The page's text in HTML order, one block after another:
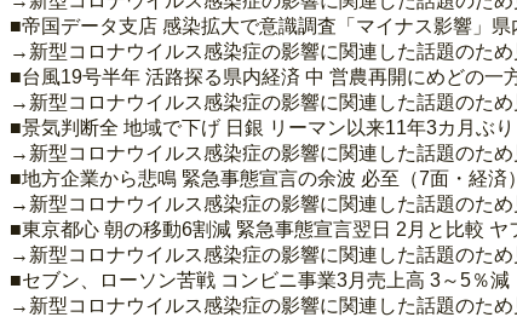
■帝国データ支店 感染拡大で意識調査「マイナス影響」県
→新型コロナウイルス感染症の影響に関連した話題のた
■台風19号半年 活路探る県内経済 中 営農再開にめどの一
→新型コロナウイルス感染症の影響に関連した話題のた
■景気判断全 地域で下げ 日銀 リーマン以来11年3カ月ぶ
→新型コロナウイルス感染症の影響に関連した話題のた
■地方企業から悲鳴 緊急事態宣言の余波 必至（7面・経済）
→新型コロナウイルス感染症の影響に関連した話題のた
■東京都心 朝の移動6割減 緊急事態宣言翌日 2月と比較 ヤ
→新型コロナウイルス感染症の影響に関連した話題のた
■セブン、ローソン苦戦 コンビニ事業3月売上高 3～5％減
→新型コロナウイルス感染症の影響に関連した話題のた